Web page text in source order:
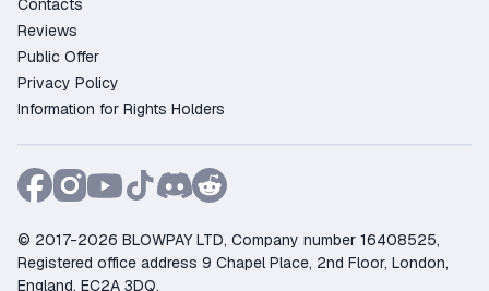
Contacts
Reviews
Public Offer
Privacy Policy
Information for Rights Holders
© 2017-2026 BLOWPAY LTD, Company number 16408525,
Registered office address 9 Chapel Place, 2nd Floor, London,
England, EC2A 3DQ.